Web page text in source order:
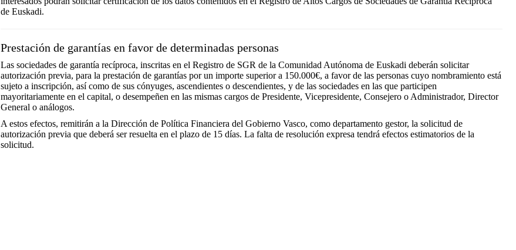
de Euskadi.
Prestación de garantías en favor de determinadas personas
Las sociedades de garantía recíproca, inscritas en el Registro de SGR de la Comunidad Autónoma de Euskadi deberán solicitar
autorización previa, para la prestación de garantías por un importe superior a 150.000€, a favor de las personas cuyo nombramiento está
sujeto a inscripción, así como de sus cónyuges, ascendientes o descendientes, y de las sociedades en las que participen
mayoritariamente en el capital, o desempeñen en las mismas cargos de Presidente, Vicepresidente, Consejero o Administrador, Director
General o análogos.
A estos efectos, remitirán a la Dirección de Política Financiera del Gobierno Vasco, como departamento gestor, la solicitud de
autorización previa que deberá ser resuelta en el plazo de 15 días. La falta de resolución expresa tendrá efectos estimatorios de la
solicitud.